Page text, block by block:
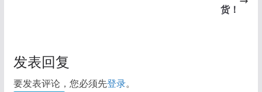
货！
发表回复
要发表评论，您必须先登录。